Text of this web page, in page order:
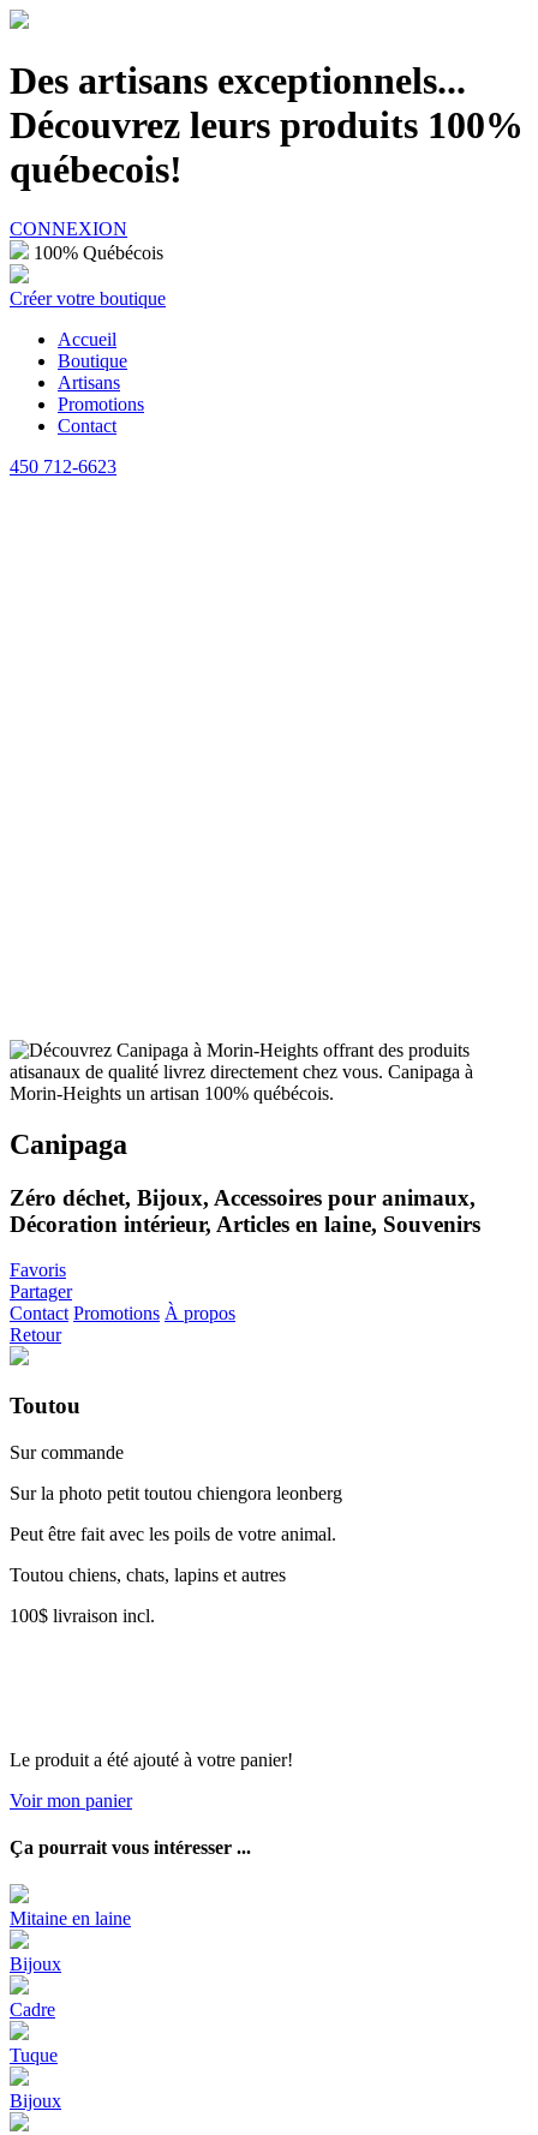
Des artisans exceptionnels...
Découvrez leurs produits 100%
québecois!
CONNEXION
100% Québécois
Créer votre boutique
Accueil
Boutique
Artisans
Promotions
Contact
450 712-6623
Canipaga
Zéro déchet, Bijoux, Accessoires pour animaux,
Décoration intérieur, Articles en laine, Souvenirs
Favoris
Partager
Contact Promotions À propos
Retour
Toutou
Sur commande
Sur la photo petit toutou chiengora leonberg
Peut être fait avec les poils de votre animal.
Toutou chiens, chats, lapins et autres
100$ livraison incl.
Le produit a été ajouté à votre panier!
Voir mon panier
Ça pourrait vous intéresser ...
Mitaine en laine
Bijoux
Cadre
Tuque
Bijoux